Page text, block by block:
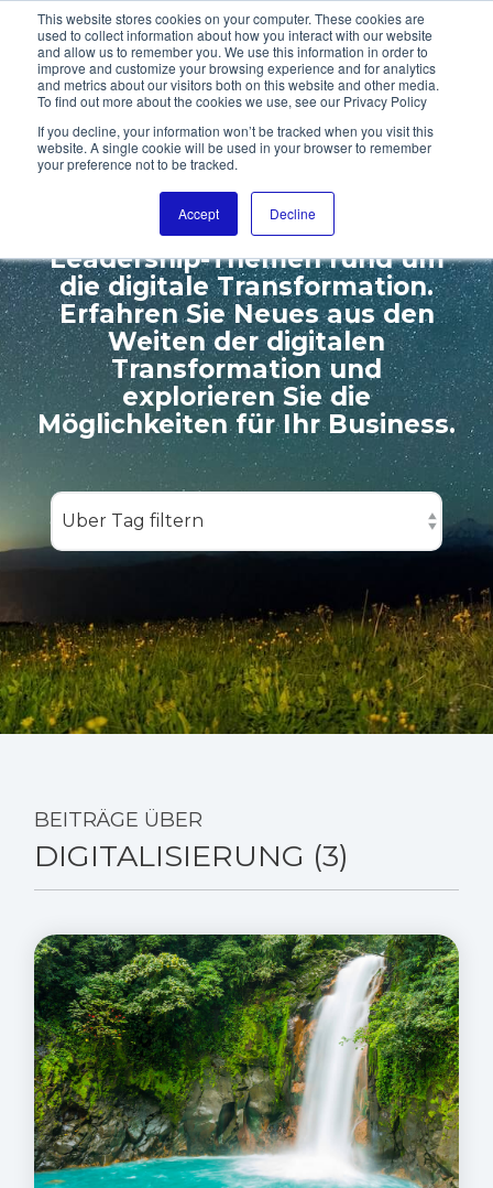
This website stores cookies on your computer. These cookies are
used to collect information about how you interact with our website
and allow us to remember you. We use this information in order to
improve and customize your browsing experience and for analytics
and metrics about our visitors both on this website and other media.
To find out more about the cookies we use, see our Privacy Policy
If you decline, your information won’t be tracked when you visit this
website. A single cookie will be used in your browser to remember
your preference not to be tracked.
Accept Decline
WILLKOMMEN ZUR
DIGITALL GALAXY
Wir beschäftigen uns mit den
Leadership-Themen rund um
die digitale Transformation.
Erfahren Sie Neues aus den
Weiten der digitalen
Transformation und
explorieren Sie die
Möglichkeiten für Ihr Business.
BEITRÄGE ÜBER
DIGITALISIERUNG (3)